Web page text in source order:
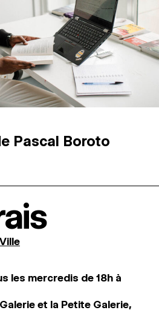
Pascal Boroto
les mercredis de 18h à
et la Petite Galerie,